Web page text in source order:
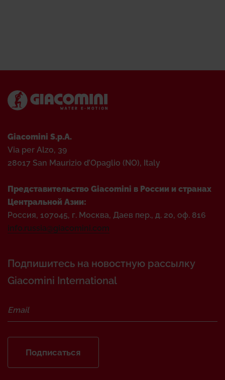
Giacomini S.p.A.
Via per Alzo, 39
28017 San Maurizio d’Opaglio (NO), Italy
Представительство Giacomini в России и странах
Центральной Азии:
Россия, 107045, г. Москва, Даев пер., д. 20, оф. 816
info.russia@giacomini.com
Подпишитесь на новостную рассылку
Giacomini International
Подписаться